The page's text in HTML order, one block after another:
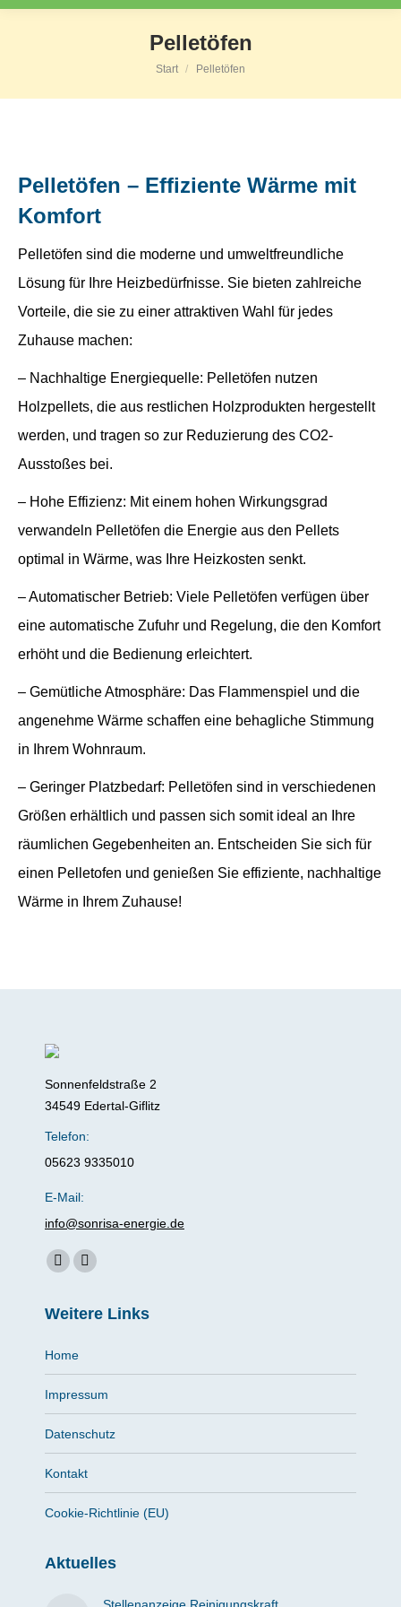
Pelletöfen
Sie befinden sich hier:
Start Pelletöfen
Pelletöfen – Effiziente Wärme mit
Komfort
Pelletöfen sind die moderne und umweltfreundliche
Lösung für Ihre Heizbedürfnisse. Sie bieten zahlreiche
Vorteile, die sie zu einer attraktiven Wahl für jedes
Zuhause machen:
– Nachhaltige Energiequelle: Pelletöfen nutzen
Holzpellets, die aus restlichen Holzprodukten hergestellt
werden, und tragen so zur Reduzierung des CO2-
Ausstoßes bei.
– Hohe Effizienz: Mit einem hohen Wirkungsgrad
verwandeln Pelletöfen die Energie aus den Pellets
optimal in Wärme, was Ihre Heizkosten senkt.
– Automatischer Betrieb: Viele Pelletöfen verfügen über
eine automatische Zufuhr und Regelung, die den Komfort
erhöht und die Bedienung erleichtert.
– Gemütliche Atmosphäre: Das Flammenspiel und die
angenehme Wärme schaffen eine behagliche Stimmung
in Ihrem Wohnraum.
– Geringer Platzbedarf: Pelletöfen sind in verschiedenen
Größen erhältlich und passen sich somit ideal an Ihre
räumlichen Gegebenheiten an. Entscheiden Sie sich für
einen Pelletofen und genießen Sie effiziente, nachhaltige
Wärme in Ihrem Zuhause!
Sonnenfeldstraße 2
34549 Edertal-Giflitz
Telefon:
05623 9335010
E-Mail:
info@sonrisa-energie.de
Finden Sie uns auf:
Facebook
opens
Instagram
opens
Weitere Links
Home
Impressum
Datenschutz
Kontakt
Cookie-Richtlinie (EU)
Aktuelles